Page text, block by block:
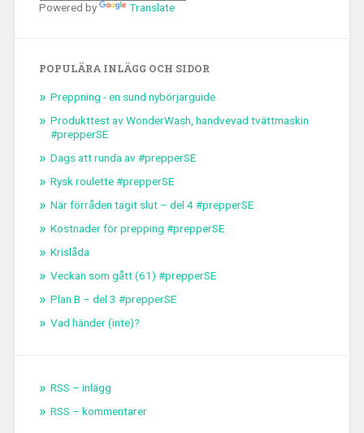
Powered by Translate
POPULÄRA INLÄGG OCH SIDOR
Preppning - en sund nybörjarguide
Produkttest av WonderWash, handvevad tvättmaskin
#prepperSE
Dags att runda av #prepperSE
Rysk roulette #prepperSE
När förråden tagit slut – del 4 #prepperSE
Kostnader för prepping #prepperSE
Krislåda
Veckan som gått (61) #prepperSE
Plan B – del 3 #prepperSE
Vad händer (inte)?
RSS – inlägg
RSS – kommentarer